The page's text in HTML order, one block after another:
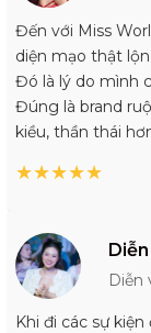
Đến với Miss
diện mạo thật
Đó là lý do mình
Đúng là brand
kiều, thần thái
★★★★★
Diễn
Khi đi các sự